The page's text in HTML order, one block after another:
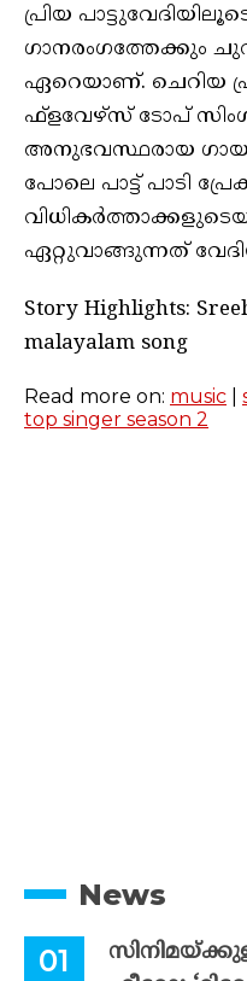
പ്രിയ
ഗാനരംഗത്തേക്കും
ഏറെയാണ്. ചെറിയ
ഫ്‌ളവേഴ്‌സ് ടോപ്
അനുഭവസ്ഥരായ
പോലെ പാട്ട് പാടി
ഏറ്റുവാങ്ങുന്നത്
Story Highlights:
malayalam song
Read more on: music
top singer season 2
News